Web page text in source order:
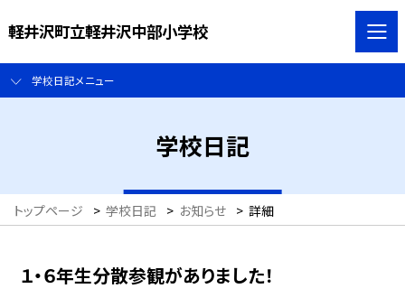
軽井沢町立軽井沢中部小学校
学校日記メニュー
学校日記
トップページ > 学校日記 > お知らせ > 詳細
１・６年生分散参観がありました！